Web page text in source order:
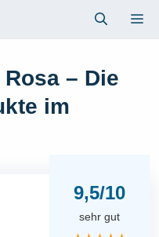
– Die
im
9,5/10
sehr gut